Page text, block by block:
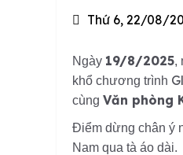
Thứ 6, 22/08/
Ngày 19/8/2025,
khổ chương trình
cùng Văn phòng
Điểm dừng chân ý
Nam qua tà áo dài.